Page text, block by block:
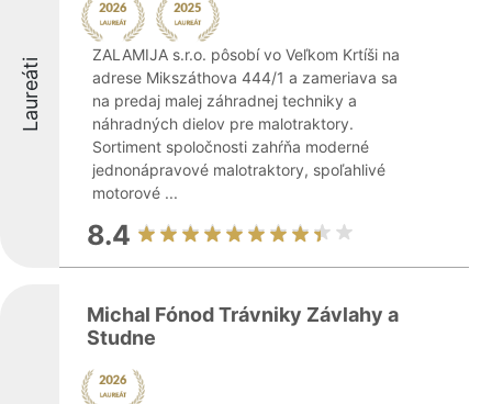
Laureáti
ZALAMIJA s.r.o. pôsobí vo Veľkom Krtíši na
adrese Mikszáthova 444/1 a zameriava sa
na predaj malej záhradnej techniky a
náhradných dielov pre malotraktory.
Sortiment spoločnosti zahŕňa moderné
jednonápravové malotraktory, spoľahlivé
motorové ...
8.4
Michal Fónod Trávniky Závlahy a
Studne